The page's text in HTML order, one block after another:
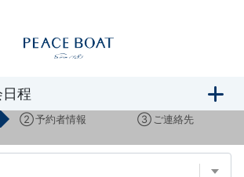
船旅説明会のご予約
程
②予約者情報 ③ ご連絡先